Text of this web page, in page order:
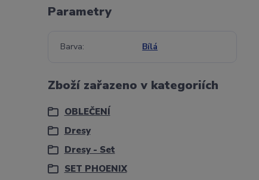
Parametry
Barva Bílá
Zboží zařazeno v kategoriích
OBLEČENÍ
Dresy
Dresy - Set
SET PHOENIX